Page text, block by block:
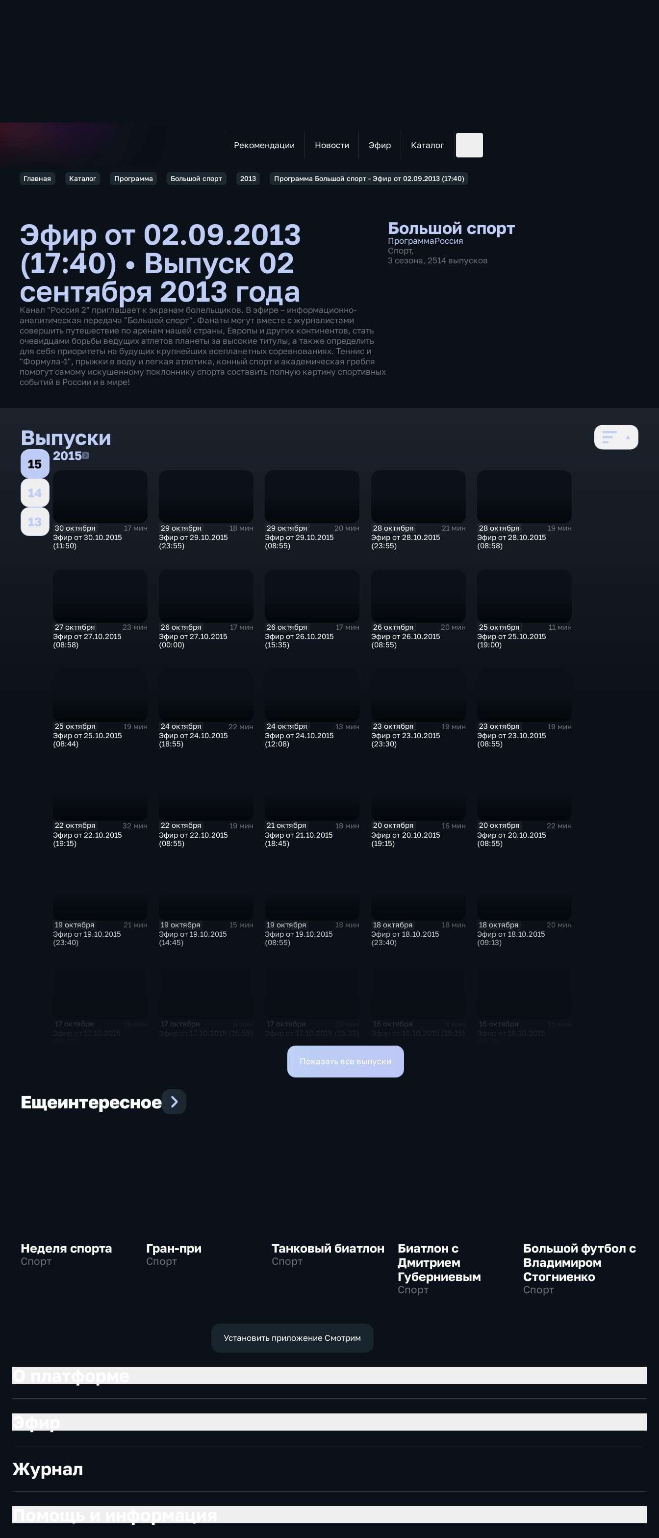
Рекомендации Новости Эфир Каталог
Главная Каталог Программа Большой спорт 2013 Программа Большой спорт - Эфир от 02.09.2013 (17:40)
Эфир от 02.09.2013
(17:40) • Выпуск 02
сентября 2013 года
Канал "Россия 2" приглашает к экранам болельщиков. В эфире – информационно-
аналитическая передача "Большой спорт". Фанаты могут вместе с журналистами
совершить путешествие по аренам нашей страны, Европы и других континентов, стать
очевидцами борьбы ведущих атлетов планеты за высокие титулы, а также определить
для себя приоритеты на будущих крупнейших всепланетных соревнованиях. Теннис и
"Формула-1", прыжки в воду и легкая атлетика, конный спорт и академическая гребля
помогут самому искушенному поклоннику спорта составить полную картину спортивных
событий в России и в мире!
Большой спорт
ПрограммаРоссия
Спорт,
3 сезона, 2514 выпусков
Выпуски
15
14
13
20152015
30 октября
17 мин
Эфир от 30.10.2015
(11:50)
29 октября
18 мин
Эфир от 29.10.2015
(23:55)
29 октября
20 мин
Эфир от 29.10.2015
(08:55)
28 октября
21 мин
Эфир от 28.10.2015
(23:55)
28 октября
19 мин
Эфир от 28.10.2015
(08:58)
27 октября
23 мин
Эфир от 27.10.2015
(08:58)
26 октября
17 мин
Эфир от 27.10.2015
(00:00)
26 октября
17 мин
Эфир от 26.10.2015
(15:35)
26 октября
20 мин
Эфир от 26.10.2015
(08:55)
25 октября
11 мин
Эфир от 25.10.2015
(19:00)
25 октября
19 мин
Эфир от 25.10.2015
(08:44)
24 октября
22 мин
Эфир от 24.10.2015
(18:55)
24 октября
13 мин
Эфир от 24.10.2015
(12:08)
23 октября
19 мин
Эфир от 23.10.2015
(23:30)
23 октября
19 мин
Эфир от 23.10.2015
(08:55)
22 октября
32 мин
Эфир от 22.10.2015
(19:15)
22 октября
19 мин
Эфир от 22.10.2015
(08:55)
21 октября
18 мин
Эфир от 21.10.2015
(18:45)
20 октября
16 мин
Эфир от 20.10.2015
(19:15)
20 октября
22 мин
Эфир от 20.10.2015
(08:55)
19 октября
21 мин
Эфир от 19.10.2015
(23:40)
19 октября
15 мин
Эфир от 19.10.2015
(14:45)
19 октября
18 мин
Эфир от 19.10.2015
(08:55)
18 октября
18 мин
Эфир от 18.10.2015
(23:40)
18 октября
20 мин
Эфир от 18.10.2015
(09:13)
17 октября 17 октября 17 октября 16 октября 16 октября
Показать все выпуски
Ещеинтересное
Неделя спорта
Спорт
Гран-при
Спорт
Танковый биатлон
Спорт
Биатлон с
Дмитрием
Губерниевым
Спорт
Большой футбол с
Владимиром
Стогниенко
Спорт
Установить приложение Смотрим
Журнал